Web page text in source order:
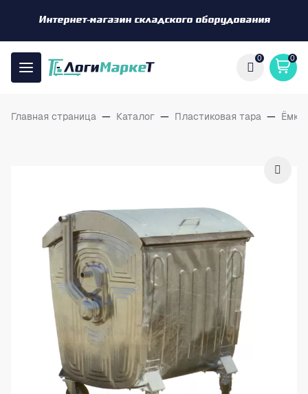
Интернет-магазин складского оборудования
0 0
Главная страница — Каталог — Пластиковая тара —